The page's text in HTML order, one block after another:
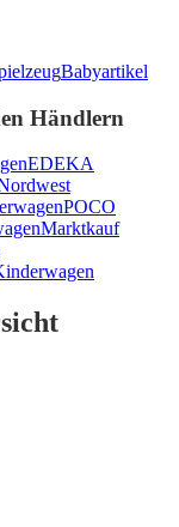
Babyartikel
Händlern
EDEKA
POCO
Marktkauf